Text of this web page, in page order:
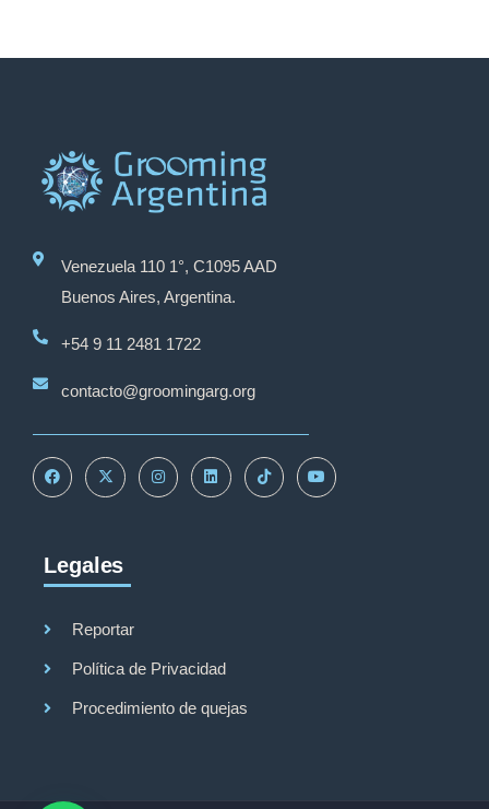
Venezuela 110 1°, C1095 AAD
Buenos Aires, Argentina.
+54 9 11 2481 1722
contacto@groomingarg.org
Legales
Reportar
Política de Privacidad
Procedimiento de quejas